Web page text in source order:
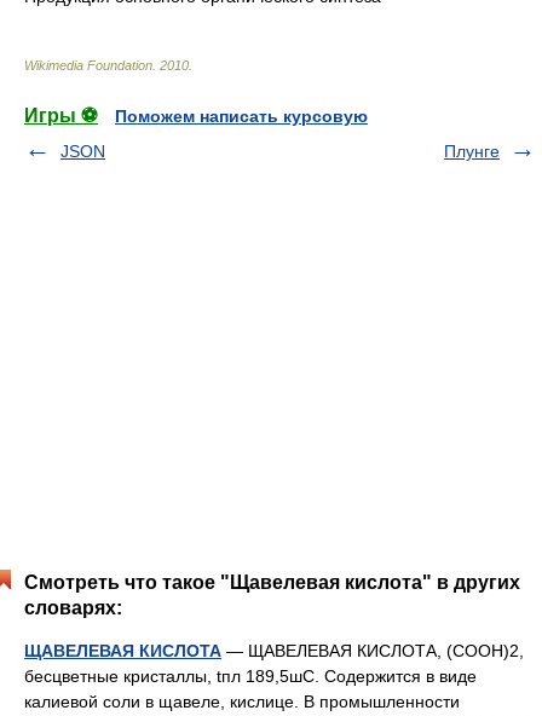
Wikimedia Foundation. 2010.
Игры ⚽
Поможем написать курсовую
JSON
Плунге
Смотреть что такое "Щавелевая кислота" в других
словарях:
ЩАВЕЛЕВАЯ КИСЛОТА — ЩАВЕЛЕВАЯ КИСЛОТА, (COOH)2,
бесцветные кристаллы, tпл 189,5шC. Содержится в виде
калиевой соли в щавеле, кислице. В промышленности